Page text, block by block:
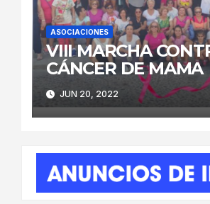
ASOCIACIONES
VIII MARCHA
CÁNCER DE MAMA
JUN 20, 2022